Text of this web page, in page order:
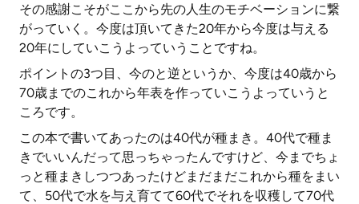
その感謝こそがここから先の人生のモチベーションに繋
がっていく。今度は頂いてきた20年から今度は与える
20年にしていこうよっていうことですね。
ポイントの3つ目、今のと逆というか、今度は40歳から
70歳までのこれから年表を作っていこうよっていうと
ころです。
この本で書いてあったのは40代が種まき。40代で種ま
きでいいんだって思っちゃったんですけど、今までちょ
っと種まきしつつあったけどまだまだこれから種をまい
て、50代で水を与え育てて60代でそれを収穫して70代